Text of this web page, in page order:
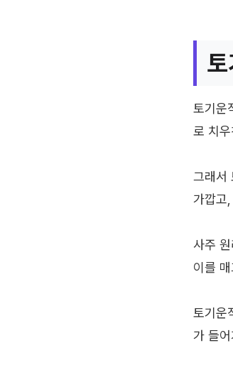
토기운
로 치
그래서
가깝고
사주
이를
토기운
가 들